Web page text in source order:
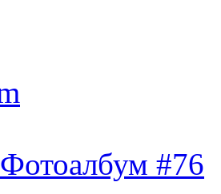
Фотоалбум #76